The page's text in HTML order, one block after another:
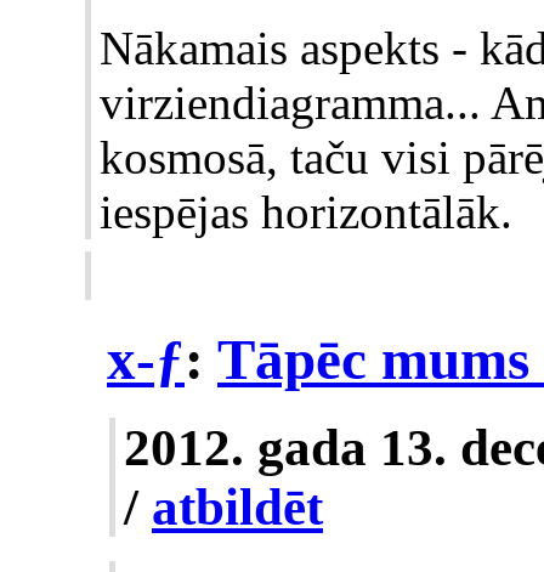
Nākamais aspekts -
virziendiagramma...
kosmosā, taču visi
iespējas horizontālāk.
x-ƒ: Tāpēc
2012. gada 13.
/ atbildēt